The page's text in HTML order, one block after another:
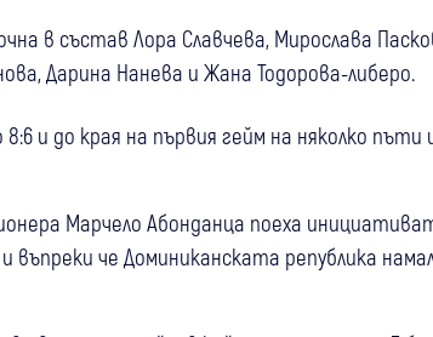
в състав Лора Славчева, Мирослава
Дарина Нанева и Жана Тодорова-либеро.
и до края на първия гейм на няколко
Марчело Абонданца поеха
въпреки че Доминиканската република